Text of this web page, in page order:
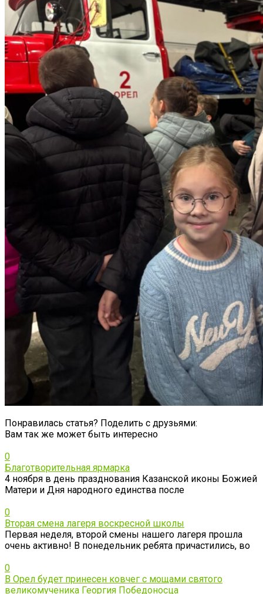
Понравилась статья? Поделить с друзьями:
Вам так же может быть интересно
0
Благотворительная ярмарка
4 ноября в день празднования Казанской иконы Божией
Матери и Дня народного единства после
0
Вторая смена лагеря воскресной школы
Первая неделя, второй смены нашего лагеря прошла
очень активно! В понедельник ребята причастились, во
0
В Орел будет принесен ковчег с мощами святого
великомученика Георгия Победоносца